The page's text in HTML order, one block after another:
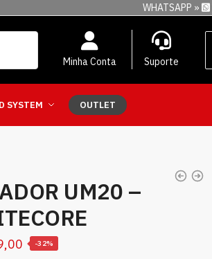
WHATSAPP »
Minha Conta Suporte
SYSTEM OUTLET
UM20 –
-32%